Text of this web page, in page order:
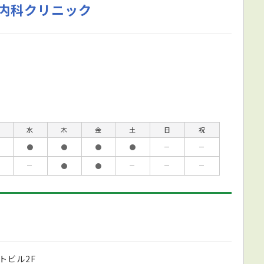
科クリニック
水 木 金 土 日
祝
● ● ● ● －
－
－ ● ● － － －
ビル2F